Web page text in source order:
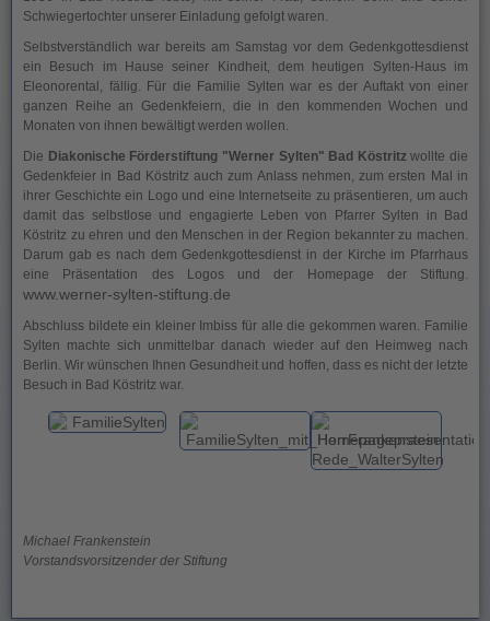
Schwiegertochter unserer Einladung gefolgt waren.
Selbstverständlich war bereits am Samstag vor dem Gedenkgottesdienst
ein Besuch im Hause seiner Kindheit, dem heutigen Sylten-Haus im
Eleonorental, fällig. Für die Familie Sylten war es der Auftakt von einer
ganzen Reihe an Gedenkfeiern, die in den kommenden Wochen und
Monaten von ihnen bewältigt werden wollen.
Die Diakonische Förderstiftung "Werner Sylten" Bad Köstritzwollte die
Gedenkfeier in Bad Köstritz auch zum Anlass nehmen, zum ersten Mal in
ihrer Geschichte ein Logo und eine Internetseite zu präsentieren, um auch
damit das selbstlose und engagierte Leben von Pfarrer Sylten in Bad
Köstritz zu ehren und den Menschen in der Region bekannter zu machen.
Darum gab es nach dem Gedenkgottesdienst in der Kirche im Pfarrhaus
eine Präsentation des Logos und der Homepage der Stiftung.
www.werner-sylten-stiftung.de
Abschluss bildete ein kleiner Imbiss für alle die gekommen waren. Familie
Sylten machte sich unmittelbar danach wieder auf den Heimweg nach
Berlin. Wir wünschen Ihnen Gesundheit und hoffen, dass es nicht der letzte
Besuch in Bad Köstritz war.
Michael Frankenstein
Vorstandsvorsitzender der Stiftung